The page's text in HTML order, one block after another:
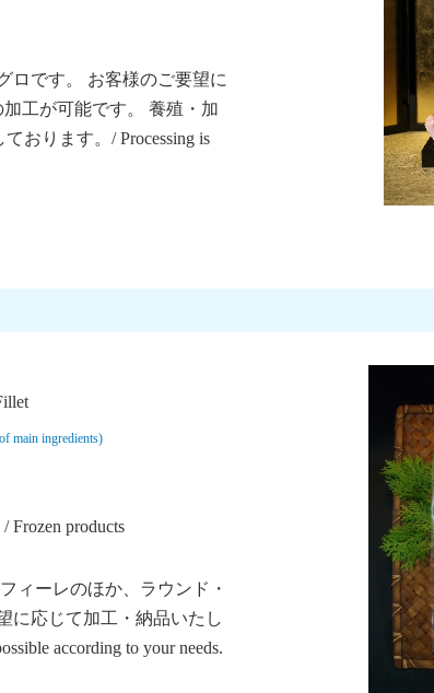
ロです。 お客様のご要望に
工が可能です。 養殖・加
おります。/ Processing is
main ingredients)
Frozen products
ィーレのほか、ラウンド・
に応じて加工・納品いたし
according to your needs.